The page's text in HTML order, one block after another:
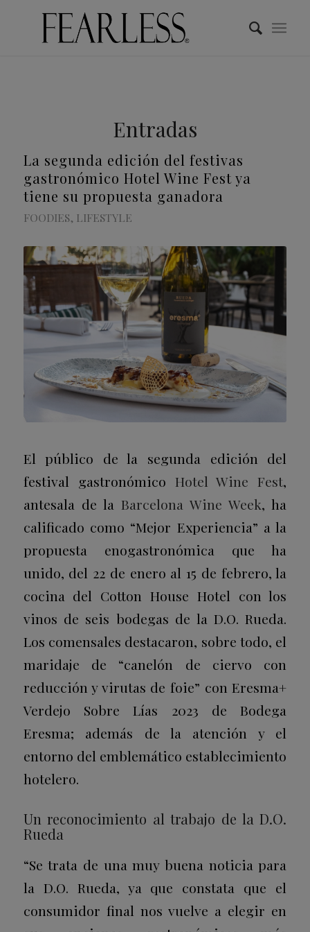
Entradas
La segunda edición del festivas
gastronómico Hotel Wine Fest ya
tiene su propuesta ganadora
FOODIES, LIFESTYLE
El público de la segunda edición del
festival gastronómico Hotel Wine Fest,
antesala de la Barcelona Wine Week, ha
calificado como “Mejor Experiencia” a la
propuesta enogastronómica que ha
unido, del 22 de enero al 15 de febrero, la
cocina del Cotton House Hotel con los
vinos de seis bodegas de la D.O. Rueda.
Los comensales destacaron, sobre todo, el
maridaje de “canelón de ciervo con
reducción y virutas de foie” con Eresma+
Verdejo Sobre Lías 2023 de Bodega
Eresma; además de la atención y el
entorno del emblemático establecimiento
hotelero.
Un reconocimiento al trabajo de la D.O.
Rueda
“Se trata de una muy buena noticia para
la D.O. Rueda, ya que constata que el
consumidor final nos vuelve a elegir en